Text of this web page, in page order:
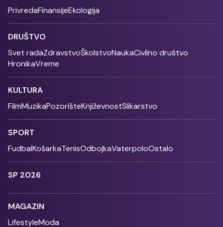
PrivredaFinansijeEkologija
DRUŠTVO
Svet radaZdravstvoŠkolstvoNaukaCivilno društvo
HronikaVreme
KULTURA
FilmMuzikaPozorišteKnjiževnostSlikarstvo
SPORT
FudbalKošarkaTenisOdbojkaVaterpoloOstalo
SP 2026
MAGAZIN
LifestyleModa